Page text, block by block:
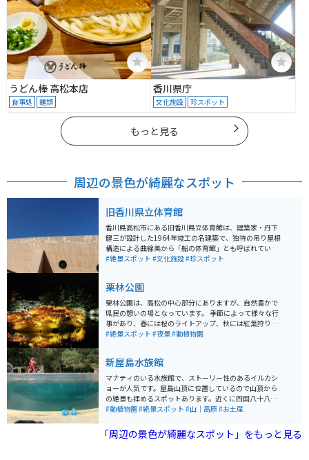
うどん棒 高松本店
食事処 麺類
香川県庁
文化施設 珍スポット
もっと見る
周辺の景色が綺麗なスポット
旧香川県立体育館
香川県高松市にある旧香川県立体育館は、建築家・丹下
健三が設計した1964年竣工の名建築で、独特の吊り屋根
構造による曲線美から「船の体育館」とも呼ばれていま
す。戦後日本のモダニズム建築を代表する作品のひとつ
ますが、外観は見ることができ、建築ファンや写真好き
に人気のスポットです。 周辺は港に近く開放的な雰囲気
があり、散策しながら立ち寄るのにも最適。バイクでの
アクセスもしやすく、海沿いの道と組み合わせたツーリ
ングコースにもおすすめです。瀬戸内らしい穏やかな景
#絶景スポット #文化施設#珍スポット
栗林公園
栗林公園は、高松の中心部分にありますが、自然豊かで
県民の憩いの場となっています。 季節によって様々な行
事があり、春には桜のライトアップ、秋には紅葉狩りな
どができ、季節の移り変わりを楽しむことができます。
#絶景スポット #夜景#動植物園
新屋島水族館
マナティのいる水族館で、ストーリー性のあるイルカシ
ョーが人気です。屋島山頂に位置しているので山頂から
の絶景も拝めるスポットあります。近くに四国八十八ヶ
所の第84番札所である屋島寺もあり、駐車場からの道中
#動植物園#絶景スポット #山｜高原#お土産
「周辺の景色が綺麗なスポット」をもっと見る